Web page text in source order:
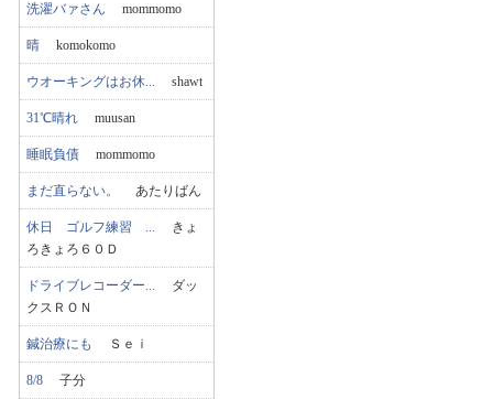
洗濯バァさん mommomo
晴 komokomo
ウオーキングはお休... shawt
31℃晴れ muusan
睡眠負債 mommomo
まだ直らない。 あたりばん
休日 ゴルフ練習 ... きょ
ろきょろ６０Ｄ
ドライブレコーダー... ダッ
クスＲＯＮ
鍼治療にも Ｓｅｉ
8/8 子分